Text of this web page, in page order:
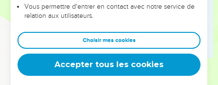
Montagnes de Médie (dans les Septante à 2Rois 17.6
Sur
Vous permettre d'entrer en contact avec notre service de
relation aux utilisateurs.
Choisir mes cookies
Accepter tous les cookies